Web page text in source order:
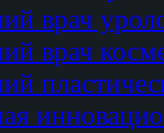
врач
врач